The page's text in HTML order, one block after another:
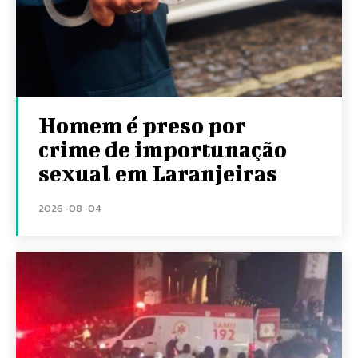
Homem é preso por
crime de importunação
sexual em Laranjeiras
2026-08-04